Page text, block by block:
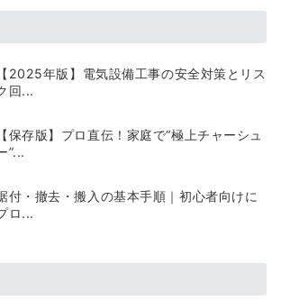
【2025年版】電気設備工事の安全対策とリス
回...
【保存版】プロ直伝！家庭で“極上チャーシュ
”...
付・撤去・搬入の基本手順｜初心者向けに
ロ...